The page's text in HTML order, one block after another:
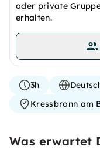
oder private
erhalten.
3h
Kressbronn am
Was erwartet